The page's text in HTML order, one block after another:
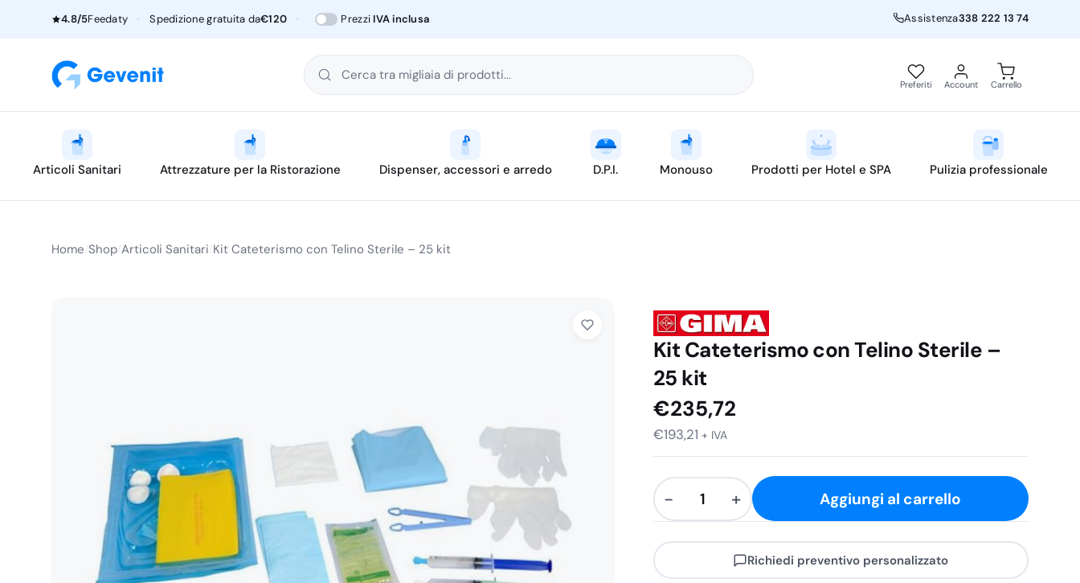
4.8/5Feedaty · Spedizione gratuita da€120 · Prezzi IVA inclusa Assistenza338 222 13 74
Cerca tra migliaia di prodotti...
Preferiti Account Carrello
Articoli Sanitari Attrezzature per la Ristorazione Dispenser, accessori e arredo D.P.I. Monouso Prodotti per Hotel e SPA Pulizia professionale
Home Shop Articoli Sanitari Kit Cateterismo con Telino Sterile – 25 kit
Kit Cateterismo con Telino Sterile –
25 kit
€235,72
€193,21 + IVA
Kit
con
Telino
− + Aggiungi al carrello
Richiedi preventivo personalizzato